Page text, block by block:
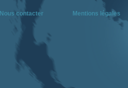
Nous contacter Mentions légales